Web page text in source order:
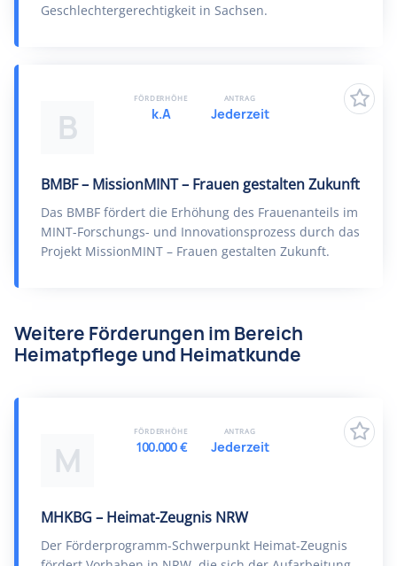
Geschlechtergerechtigkeit in Sachsen.
B
BMBF – MissionMINT – Frauen gestalten Zukunft
Das BMBF fördert die Erhöhung des Frauenanteils im
MINT-Forschungs- und Innovationsprozess durch das
Projekt MissionMINT – Frauen gestalten Zukunft.
FÖRDERHÖHE
k.A
ANTRAG
Jederzeit
Weitere Förderungen im Bereich
Heimatpflege und Heimatkunde
M
MHKBG – Heimat-Zeugnis NRW
Der Förderprogramm-Schwerpunkt Heimat-Zeugnis
FÖRDERHÖHE
100.000 €
ANTRAG
Jederzeit